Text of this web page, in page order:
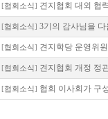
[협회소식] 견지협회 대외 협
[협회소식] 3기의 감사님을
[협회소식] 견지학당 운영위
[협회소식] 견지협회 개정 정
[협회소식] 협회 이사회가 구